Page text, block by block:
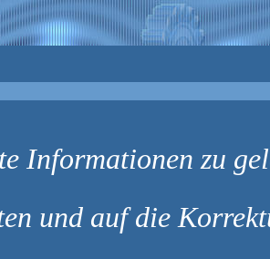
Informationen zu
und auf die